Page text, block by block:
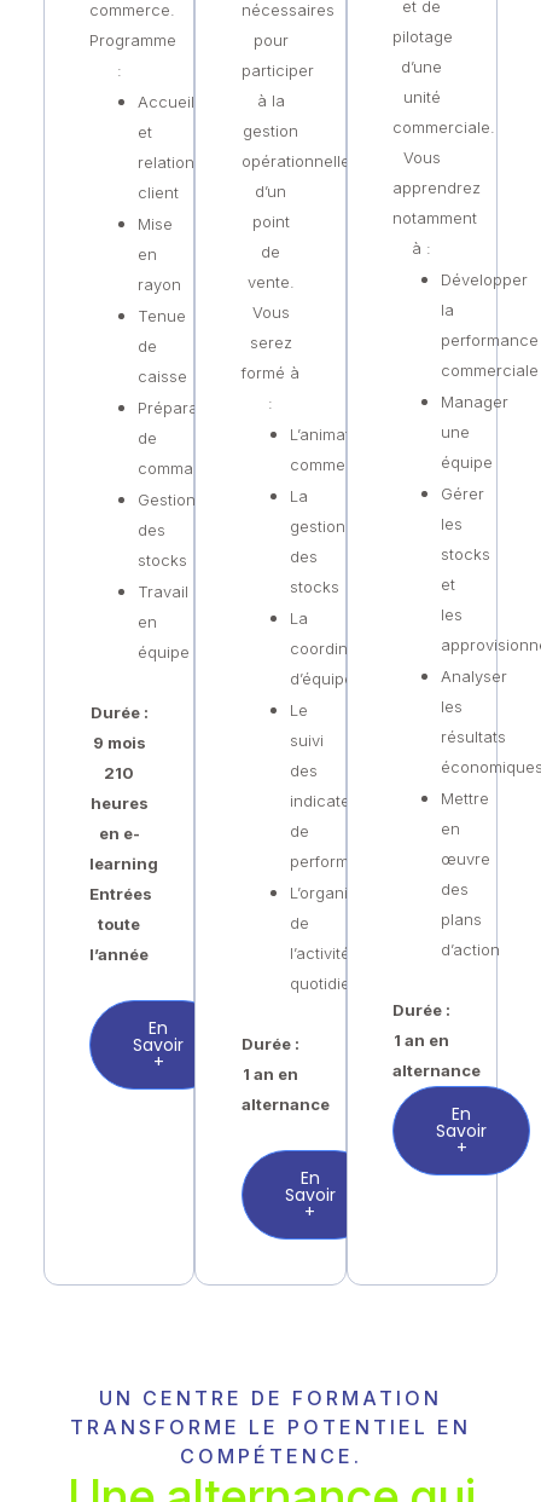
commerce.
Programme
:
Accueil
et
relation
client
Mise
en
rayon
Tenue
de
caisse
Préparation
de
commandes
Gestion
des
stocks
Travail
en
équipe
Durée :
9 mois
210
heures
en e-
learning
Entrées
toute
l’année
En
Savoir
+
nécessaires
pour
participer
à la
gestion
opérationnelle
d’un
point
de
vente.
Vous
serez
formé à
:
L’animation
commercial
La
gestion
des
stocks
La
coordination
d’équipe
Le
suivi
des
indicateurs
de
performance
L’organisation
de
l’activité
quotidienne
Durée :
1 an en
alternance
En
Savoir
+
et de
pilotage
d’une
unité
commerciale.
Vous
apprendrez
notamment
à :
Développer
la
performance
commerciale
Manager
une
équipe
Gérer
les
stocks
et
les
Analyser
les
résultats
Mettre
en
œuvre
des
plans
d’action
Durée :
1 an en
alternance
En
Savoir
+
UN CENTRE DE FORMATION
TRANSFORME LE POTENTIEL EN
COMPÉTENCE.